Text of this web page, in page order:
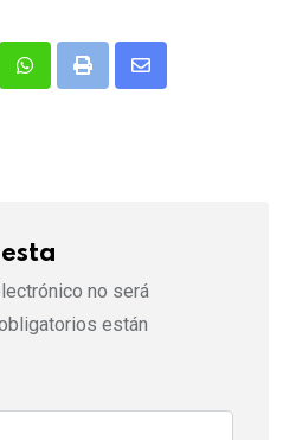
WhatsappPrint
Share
no será
están